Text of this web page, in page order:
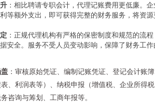
：相比聘请专职会计，代理记账费用更低廉。
等额外支出，即可获得完整的财务服务，将资源
：正规代理机构有严格的保密制度和规范的流
安全。服务不受人员变动影响，保障了财务工作
：审核原始凭证、编制记账凭证、登记会计账
、利润表等）、纳税申报（增值税、企业所得
咨询与筹划、工商年报等。